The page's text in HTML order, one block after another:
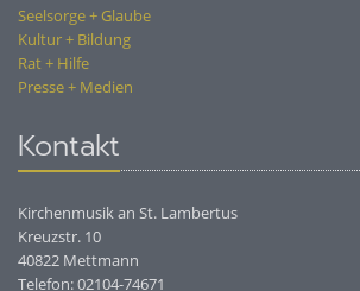
Seelsorge + Glaube
Kultur + Bildung
Rat + Hilfe
Presse + Medien
Kontakt
Kirchenmusik an St. Lambertus
Kreuzstr. 10
40822 Mettmann
Telefon: 02104-74671